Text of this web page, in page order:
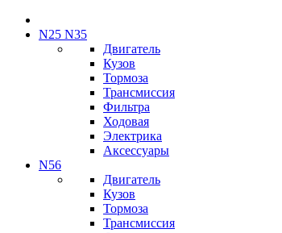
N25 N35
Двигатель
Кузов
Тормоза
Трансмиссия
Фильтра
Ходовая
Электрика
Аксессуары
N56
Двигатель
Кузов
Тормоза
Трансмиссия